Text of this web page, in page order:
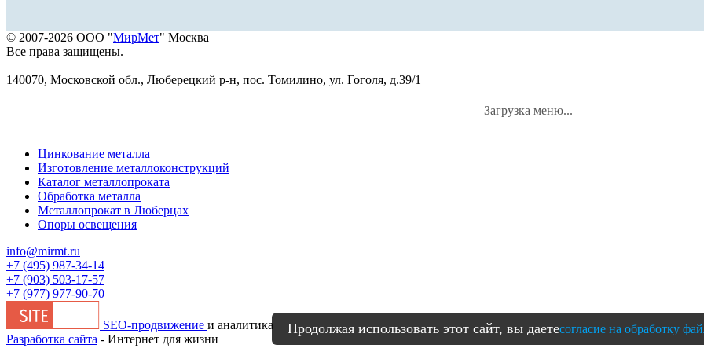
© 2007-2026 ООО "МирМет" Москва
Все права защищены.
140070, Московской обл., Люберецкий р-н, пос. Томилино, ул. Гоголя, д.39/1
Загрузка меню...
Цинкование металла
Изготовление металлоконструкций
Каталог металлопроката
Обработка металла
Металлопрокат в Люберцах
Опоры освещения
info@mirmt.ru
+7 (495) 987-34-14
+7 (903) 503-17-57
+7 (977) 977-90-70
SEO-продвижение и аналитика
Разработка сайта - Интернет для жизни
Продолжая использовать этот сайт, вы даетесогласие на обработку